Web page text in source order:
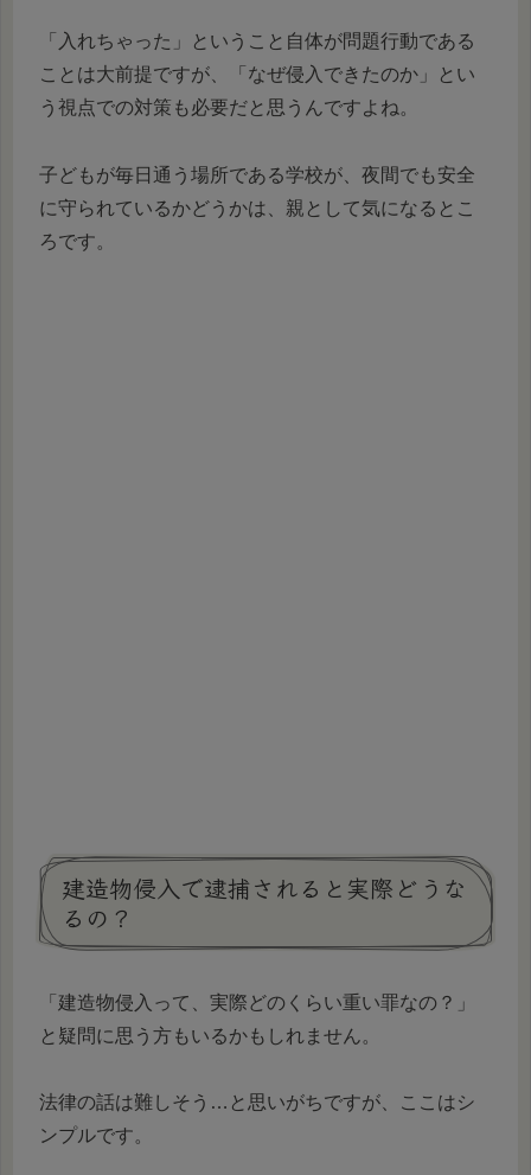
「入れちゃった」ということ自体が問題行動である
ことは大前提ですが、「なぜ侵入できたのか」とい
う視点での対策も必要だと思うんですよね。
子どもが毎日通う場所である学校が、夜間でも安全
に守られているかどうかは、親として気になるとこ
ろです。
建造物侵入で逮捕されると実際どうな
るの？
「建造物侵入って、実際どのくらい重い罪なの？」
と疑問に思う方もいるかもしれません。
法律の話は難しそう…と思いがちですが、ここはシ
ンプルです。